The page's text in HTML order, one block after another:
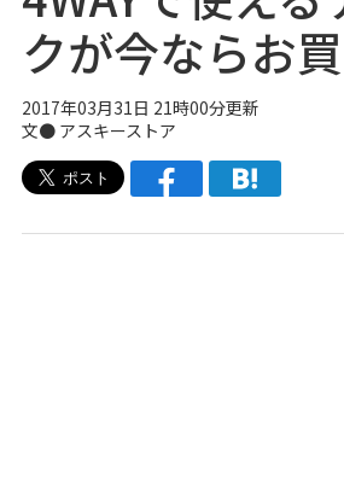
クが今ならお
2017年03月31日 21時00分更新
文● アスキーストア